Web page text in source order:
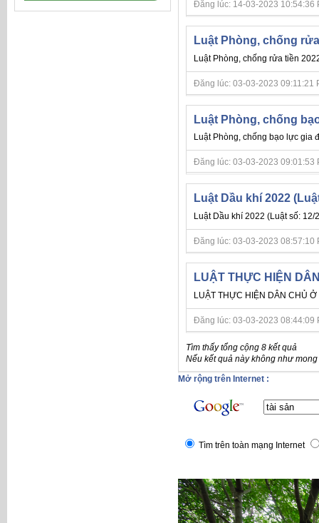
Đăng lúc: 14-03-2023 10:54:36
Luật Phòng, chống
Luật Phòng, chống rửa tiền
Đăng lúc: 03-03-2023 09:11:21
Luật Phòng, chống
Luật Phòng, chống bạo lực gia
Đăng lúc: 03-03-2023 09:01:53
Luật Dầu khí 2022
Luật Dầu khí 2022 (Luật số: 12/
Đăng lúc: 03-03-2023 08:57:10
LUẬT THỰC HIỆN
LUẬT THỰC HIỆN DÂN CHỦ
Đăng lúc: 03-03-2023 08:44:09
Tìm thấy tổng cộng 8 kết quả
Nếu kết quả này không như
Mở rộng trên Internet :
Tìm trên toàn mạng Internet